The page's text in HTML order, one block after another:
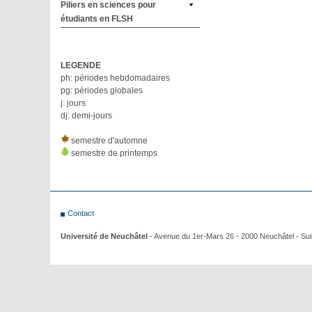
Piliers en sciences pour
étudiants en FLSH
LEGENDE
ph: périodes hebdomadaires
pg: périodes globales
j: jours
dj: demi-jours
semestre d'automne
semestre de printemps
Contact
Université de Neuchâtel - Avenue du 1er-Mars 26 - 2000 Neuchâtel -